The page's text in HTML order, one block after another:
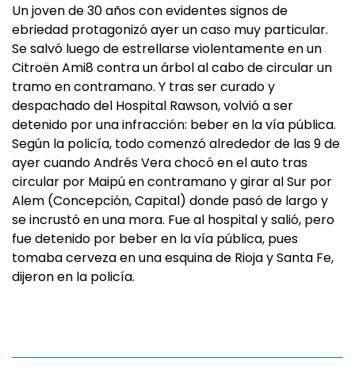
Un joven de 30 años con evidentes signos de
ebriedad protagonizó ayer un caso muy particular.
Se salvó luego de estrellarse violentamente en un
Citroën Ami8 contra un árbol al cabo de circular un
tramo en contramano. Y tras ser curado y
despachado del Hospital Rawson, volvió a ser
detenido por una infracción: beber en la vía pública.
Según la policía, todo comenzó alrededor de las 9 de
ayer cuando Andrés Vera chocó en el auto tras
circular por Maipú en contramano y girar al Sur por
Alem (Concepción, Capital) donde pasó de largo y
se incrustó en una mora. Fue al hospital y salió, pero
fue detenido por beber en la vía pública, pues
tomaba cerveza en una esquina de Rioja y Santa Fe,
dijeron en la policía.